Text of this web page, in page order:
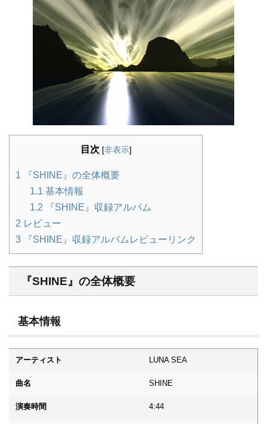
目次 [非表示]
1 『SHINE』の全体概要
1.1 基本情報
1.2 『SHINE』収録アルバム
2 レビュー
3 『SHINE』収録アルバムレビューリンク
『SHINE』の全体概要
基本情報
アーティスト LUNA SEA
曲名 SHINE
演奏時間 4:44